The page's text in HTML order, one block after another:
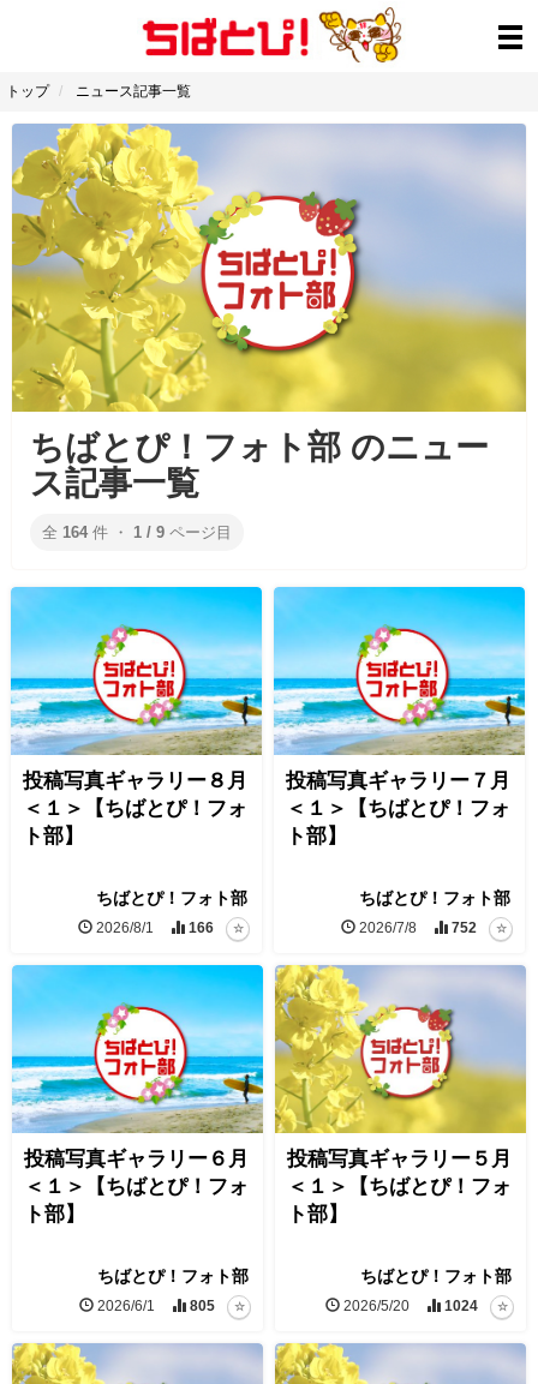
トップ ニュース記事一覧
ちばとぴ！フォト部 のニュー
ス記事一覧
全 164 件 ・ 1 / 9 ページ目
投稿写真ギャラリー８月
＜１＞【ちばとぴ！フォ
ト部】
ちばとぴ！フォト部
2026/8/1 166
投稿写真ギャラリー７月
＜１＞【ちばとぴ！フォ
ト部】
ちばとぴ！フォト部
2026/7/8 752
投稿写真ギャラリー６月
＜１＞【ちばとぴ！フォ
ト部】
ちばとぴ！フォト部
2026/6/1 805
投稿写真ギャラリー５月
＜１＞【ちばとぴ！フォ
ト部】
ちばとぴ！フォト部
2026/5/20 1024